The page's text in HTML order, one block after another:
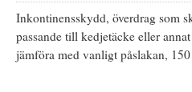
Inkontinensskydd, överdrag som
passande till kedjetäcke eller
jämföra med vanligt påslakan,